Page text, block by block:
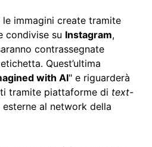
immagini create tramite
condivise su Instagram,
contrassegnate
Quest’ultima
with AI" e riguarderà
tramite piattaforme di text-
esterne al network della